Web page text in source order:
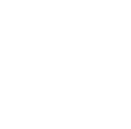
ВХОД ИЛИ